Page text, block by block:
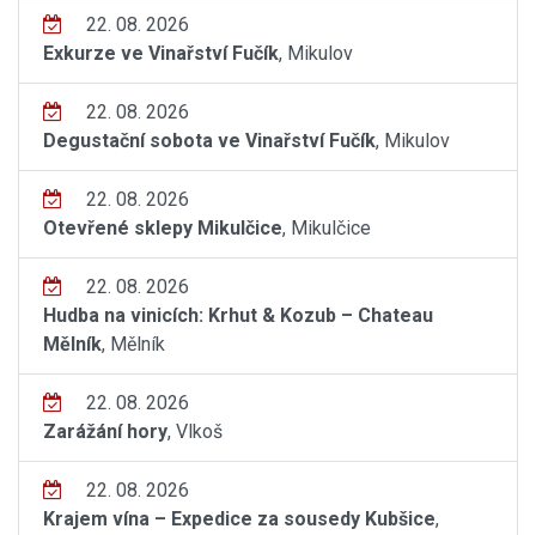
22. 08. 2026
Exkurze ve Vinařství Fučík, Mikulov
22. 08. 2026
Degustační sobota ve Vinařství Fučík, Mikulov
22. 08. 2026
Otevřené sklepy Mikulčice, Mikulčice
22. 08. 2026
Hudba na vinicích: Krhut & Kozub – Chateau
Mělník, Mělník
22. 08. 2026
Zarážání hory, Vlkoš
22. 08. 2026
Krajem vína – Expedice za sousedy Kubšice,